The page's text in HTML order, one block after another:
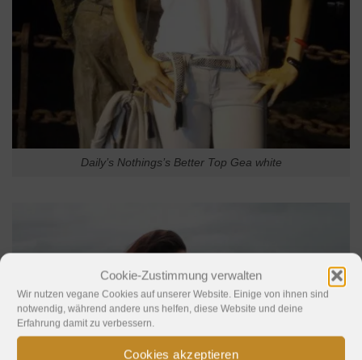
Cookie-Zustimmung verwalten
Wir nutzen vegane Cookies auf unserer Website. Einige von ihnen sind
notwendig, während andere uns helfen, diese Website und deine
Erfahrung damit zu verbessern.
Cookies akzeptieren
Daily’s Nothings’s Better Top Gea white